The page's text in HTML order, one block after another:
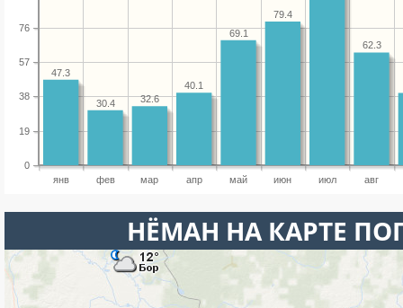
янв фев мар апр май июн июл авг
0
19
38
57
76
62.3
79.4
69.1
40.1
32.6
30.4
47.3
НЁМАН НА КАРТЕ